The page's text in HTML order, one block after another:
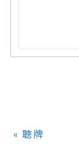
« 聴牌